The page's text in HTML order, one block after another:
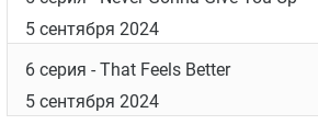
5 сентября 2024
6 серия - That Feels Better
5 сентября 2024